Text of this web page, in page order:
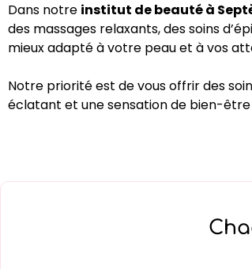
Dans notre institut de beauté à
des massages relaxants, des soins
mieux adapté à votre peau et à vos
Notre priorité est de vous offrir des
éclatant et une sensation de bien-